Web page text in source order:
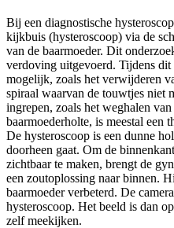
Bij een diagnostische
kijkbuis (hysteroscoop) via de
van de baarmoeder. Dit
verdoving uitgevoerd. Tijdens
mogelijk, zoals het verwijderen
spiraal waarvan de touwtjes niet
ingrepen, zoals het weghalen
baarmoederholte, is meestal een
De hysteroscoop is een dunne
doorheen gaat. Om de
zichtbaar te maken, brengt de
een zoutoplossing naar binnen.
baarmoeder verbeterd. De
hysteroscoop. Het beeld is dan
zelf meekijken.